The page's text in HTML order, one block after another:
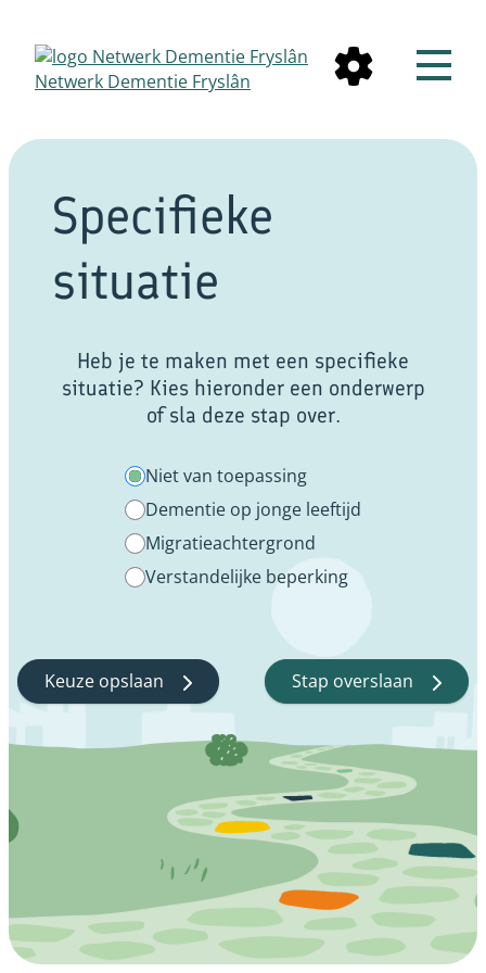
Netwerk Dementie Fryslân
Specifieke
situatie
Heb je te maken met een specifieke
situatie? Kies hieronder een onderwerp
of sla deze stap over.
Niet van toepassing
Dementie op jonge leeftijd
Migratieachtergrond
Verstandelijke beperking
Keuze opslaan Stap overslaan